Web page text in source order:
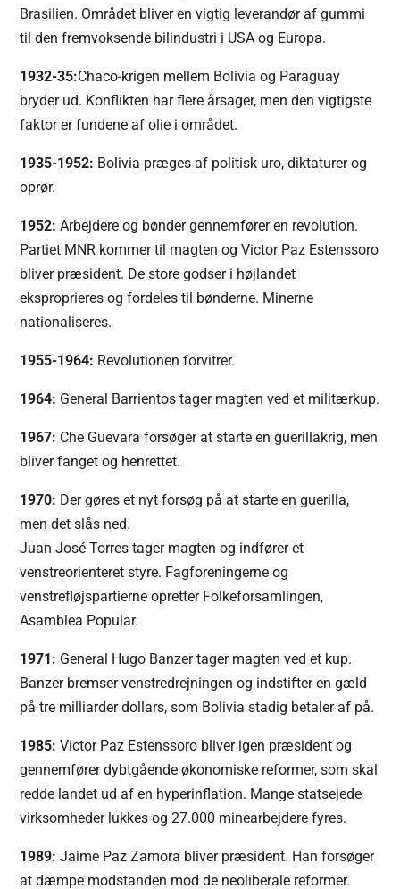
Brasilien. Området bliver en vigtig leverandør af gummi
til den fremvoksende bilindustri i USA og Europa.
1932-35:Chaco-krigen mellem Bolivia og Paraguay
bryder ud. Konflikten har flere årsager, men den vigtigste
faktor er fundene af olie i området.
1935-1952: Bolivia præges af politisk uro, diktaturer og
oprør.
1952:Arbejdere og bønder gennemfører en revolution.
Partiet MNR kommer til magten og Victor Paz Estenssoro
bliver præsident. De store godser i højlandet
eksproprieres og fordeles til bønderne. Minerne
nationaliseres.
1955-1964: Revolutionen forvitrer.
1964: General Barrientos tager magten ved et militærkup.
1967: Che Guevara forsøger at starte en guerillakrig, men
bliver fanget og henrettet.
1970: Der gøres et nyt forsøg på at starte en guerilla,
men det slås ned.
Juan José Torres tager magten og indfører et
venstreorienteret styre. Fagforeningerne og
venstrefløjspartierne opretter Folkeforsamlingen,
Asamblea Popular.
1971: General Hugo Banzer tager magten ved et kup.
Banzer bremser venstredrejningen og indstifter en gæld
på tre milliarder dollars, som Bolivia stadig betaler af på.
1985: Victor Paz Estenssoro bliver igen præsident og
gennemfører dybtgående økonomiske reformer, som skal
redde landet ud af en hyperinflation. Mange statsejede
virksomheder lukkes og 27.000 minearbejdere fyres.
1989: Jaime Paz Zamora bliver præsident. Han forsøger
at dæmpe modstanden mod de neoliberale reformer.